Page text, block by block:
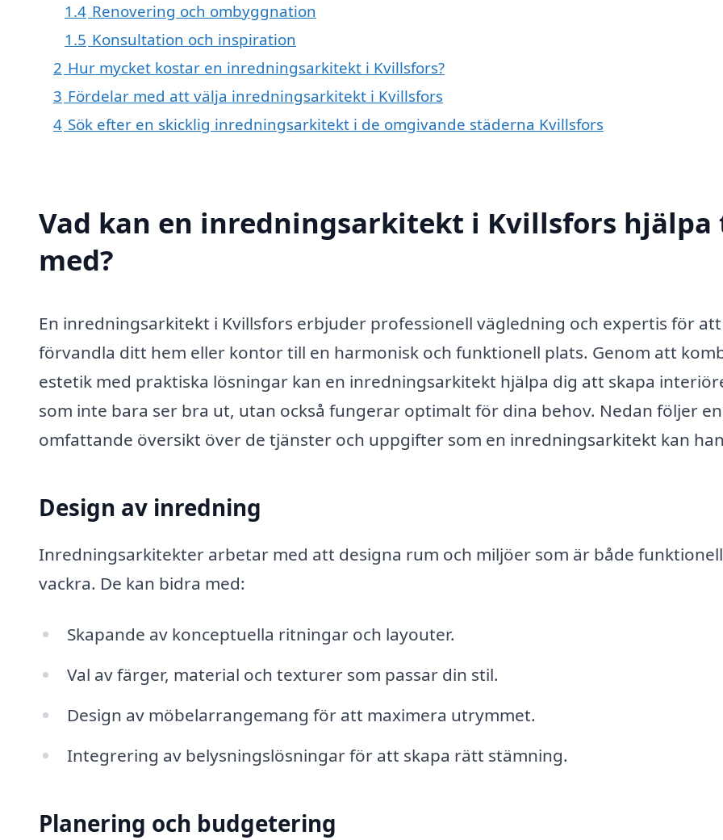
1.4 Renovering och ombyggnation
1.5 Konsultation och inspiration
2 Hur mycket kostar en inredningsarkitekt i Kvillsfors?
3 Fördelar med att välja inredningsarkitekt i Kvillsfors
4 Sök efter en skicklig inredningsarkitekt i de omgivande städerna Kvillsfors
Vad kan en inredningsarkitekt i Kvillsfors
med?
En inredningsarkitekt i Kvillsfors erbjuder professionell vägledning och expertis för att
förvandla ditt hem eller kontor till en harmonisk och funktionell plats. Genom att
estetik med praktiska lösningar kan en inredningsarkitekt hjälpa dig att skapa
som inte bara ser bra ut, utan också fungerar optimalt för dina behov. Nedan följer en
omfattande översikt över de tjänster och uppgifter som en inredningsarkitekt kan
Design av inredning
Inredningsarkitekter arbetar med att designa rum och miljöer som är både
vackra. De kan bidra med:
Skapande av konceptuella ritningar och layouter.
Val av färger, material och texturer som passar din stil.
Design av möbelarrangemang för att maximera utrymmet.
Integrering av belysningslösningar för att skapa rätt stämning.
Planering och budgetering